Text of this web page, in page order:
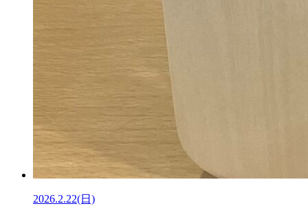
2026.2.22(日)